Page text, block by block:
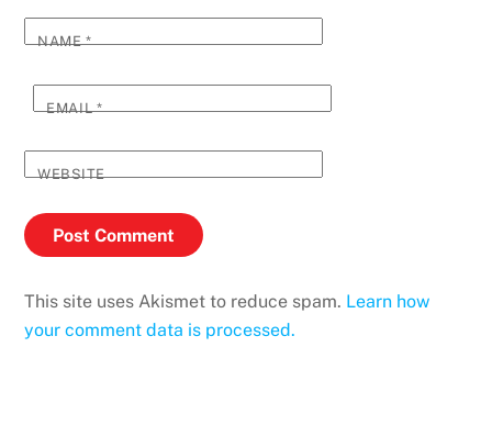
NAME*
EMAIL*
WEBSITE
This site uses Akismet to reduce spam. Learn how
your comment data is processed.